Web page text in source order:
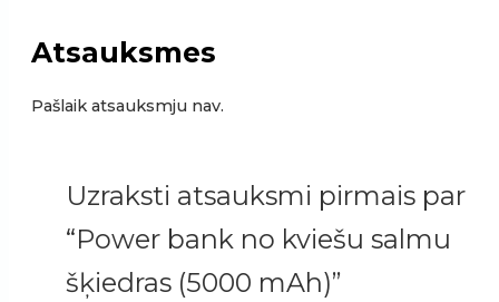
Atsauksmes
Pašlaik atsauksmju nav.
Uzraksti atsauksmi pirmais par
“Power bank no kviešu salmu
šķiedras (5000 mAh)”